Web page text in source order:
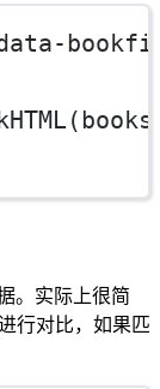
(
。实际上很简
行对比，如果匹